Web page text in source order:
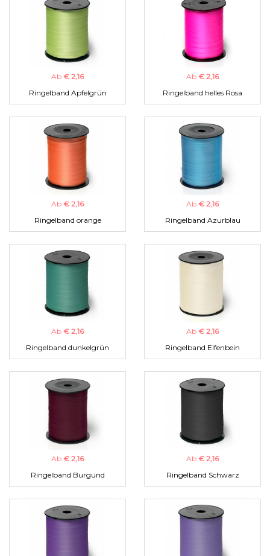
Ab € 2,16
Ringelband Apfelgrün
Ab € 2,16
Ringelband helles Rosa
Ab € 2,16
Ringelband orange
Ab € 2,16
Ringelband Azurblau
Ab € 2,16
Ringelband dunkelgrün
Ab € 2,16
Ringelband Elfenbein
Ab € 2,16
Ringelband Burgund
Ab € 2,16
Ringelband Schwarz